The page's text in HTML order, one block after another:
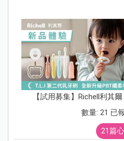
【試用募集】Richell利其
數量: 21 已
21篇